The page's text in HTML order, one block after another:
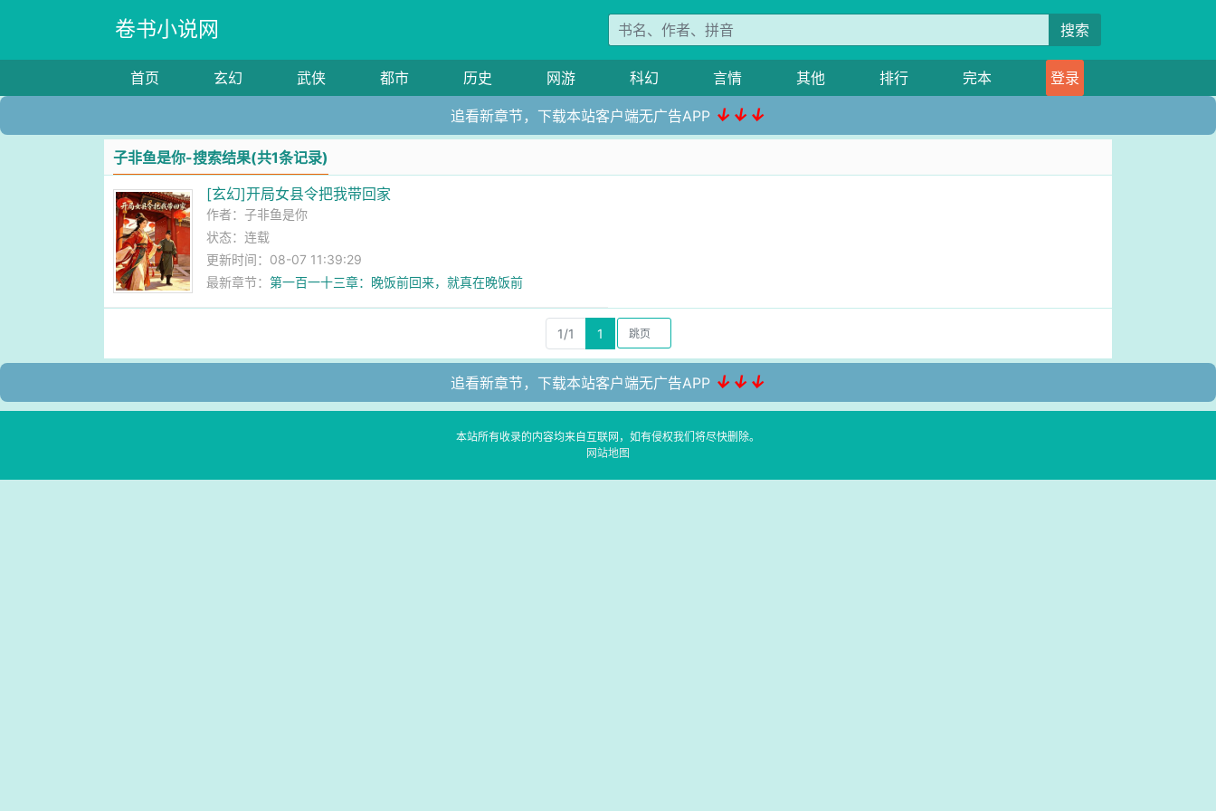
卷书小说网 搜索
首页 玄幻 武侠 都市 历史 网游 科幻 言情 其他 排行 完本 登录
追看新章节，下载本站客户端无广告APP ↓↓↓
子非鱼是你-搜索结果(共1条记录)
[玄幻]开局女县令把我带回家
作者：子非鱼是你
状态：连载
更新时间：08-07 11:39:29
最新章节：第一百一十三章：晚饭前回来，就真在晚饭前
1/1 1
追看新章节，下载本站客户端无广告APP ↓↓↓
本站所有收录的内容均来自互联网，如有侵权我们将尽快删除。
网站地图